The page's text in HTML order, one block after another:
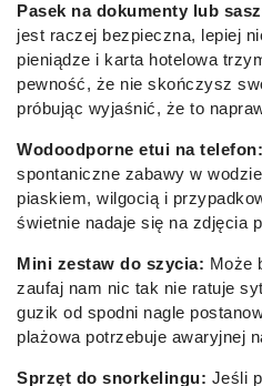
Pasek na dokumenty lub
jest raczej bezpieczna, lepiej
pieniądze i karta hotelowa
pewność, że nie skończysz
próbując wyjaśnić, że to
Wodoodporne etui na telefon:
spontaniczne zabawy w
piaskiem, wilgocią i
świetnie nadaje się na zdjęcia
Mini zestaw do szycia: Może
zaufaj nam nic tak nie ratuje
guzik od spodni nagle
plażowa potrzebuje awaryjnej
Sprzęt do snorkelingu: Jeśli